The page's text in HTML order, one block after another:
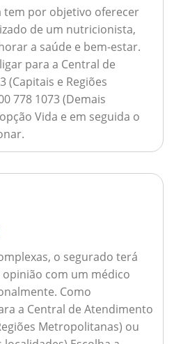
tem por objetivo oferecer
de um nutricionista,
a saúde e bem-estar.
para a Central de
(Capitais e Regiões
778 1073 (Demais
Vida e em seguida o
o segurado terá
com um médico
Como
a Central de Atendimento
Metropolitanas) ou